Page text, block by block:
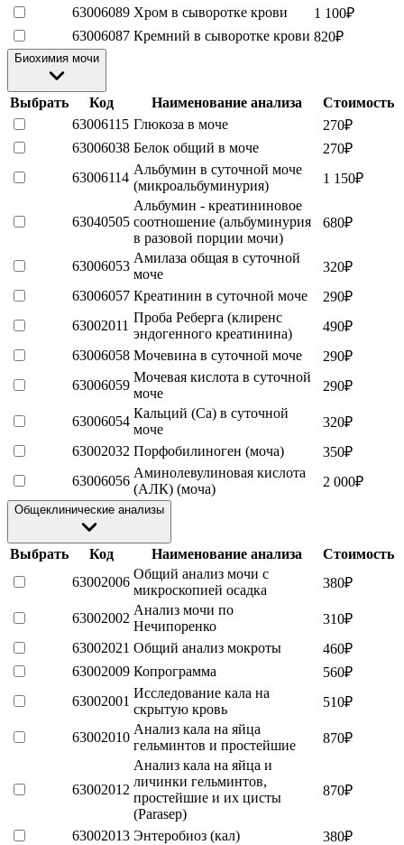
63006089 Хром в сыворотке крови 1 100₽
63006087 Кремний в сыворотке крови 820₽
Биохимия мочи
Выбрать Код Наименование анализа
Стоимость
63006115 Глюкоза в моче 270₽
63006038 Белок общий в моче 270₽
63006114
Альбумин в суточной моче
(микроальбуминурия)
1 150₽
63040505
Альбумин - креатининовое
соотношение (альбуминурия
в разовой порции мочи)
680₽
63006053
Амилаза общая в суточной
моче
320₽
63006057 Креатинин в суточной моче 290₽
63002011
Проба Реберга (клиренс
эндогенного креатинина)
490₽
63006058 Мочевина в суточной моче 290₽
63006059
Мочевая кислота в суточной
моче
290₽
63006054
Кальций (Са) в суточной
моче
320₽
63002032 Порфобилиноген (моча) 350₽
63006056
Аминолевулиновая кислота
(АЛК) (моча)
2 000₽
Общеклинические анализы
Выбрать Код Наименование анализа
Стоимость
63002006
Общий анализ мочи с
микроскопией осадка
380₽
63002002
Анализ мочи по
Нечипоренко
310₽
63002021 Общий анализ мокроты 460₽
63002009 Копрограмма 560₽
63002001
Исследование кала на
скрытую кровь
510₽
63002010
Анализ кала на яйца
гельминтов и простейшие
870₽
63002012
Анализ кала на яйца и
личинки гельминтов,
простейшие и их цисты
(Parasep)
870₽
63002013 Энтеробиоз (кал) 380₽